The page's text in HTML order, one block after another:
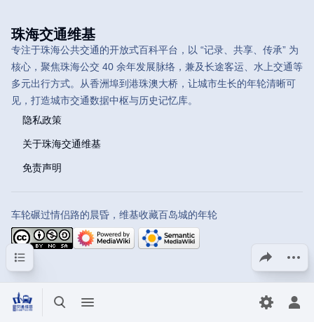
打开/关闭搜索
打开/关闭菜单 切换首选
打
分享此页面
目录
珠海交通维基
专注于珠海公共交通的开放式百科平台，以 “记录、共享、传承” 为
核心，聚焦珠海公交 40 余年发展脉络，兼及长途客运、水上交通等
多元出行方式。从香洲埠到港珠澳大桥，让城市生长的年轮清晰可
见，打造城市交通数据中枢与历史记忆库。
隐私政策
关于珠海交通维基
免责声明
车轮碾过情侣路的晨昏，维基收藏百岛城的年轮